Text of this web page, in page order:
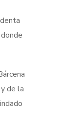
de la